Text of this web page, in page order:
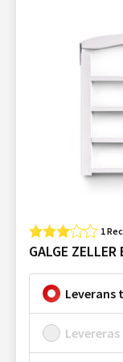
1
GALGE
Leverans